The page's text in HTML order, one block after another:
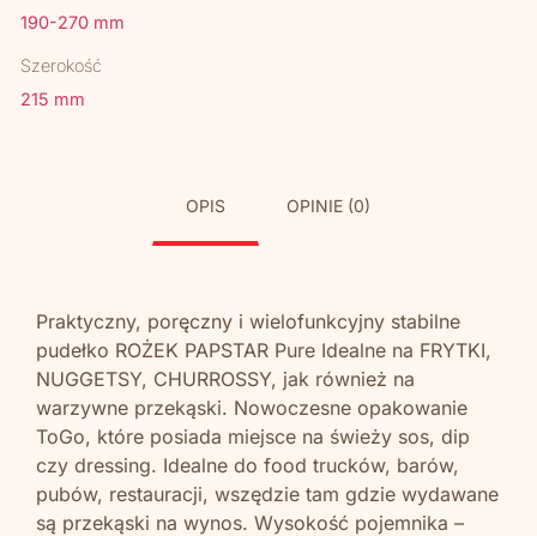
190-270 mm
Szerokość
215 mm
OPIS OPINIE (0)
Praktyczny, poręczny i wielofunkcyjny stabilne
pudełko ROŻEK PAPSTAR Pure Idealne na FRYTKI,
NUGGETSY, CHURROSSY, jak również na
warzywne przekąski. Nowoczesne opakowanie
ToGo, które posiada miejsce na świeży sos, dip
czy dressing. Idealne do food trucków, barów,
pubów, restauracji, wszędzie tam gdzie wydawane
są przekąski na wynos. Wysokość pojemnika –